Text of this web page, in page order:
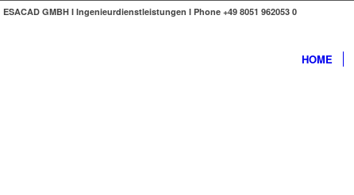
ESACAD GMBH I Ingenieurdienstleistungen I Phone +49 8051 962053 0
HOME